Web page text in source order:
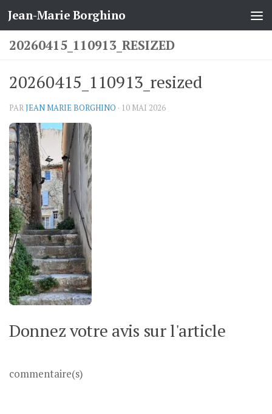
Skip to content
Jean-Marie Borghino
20260415_110913_RESIZED
20260415_110913_resized
PARJEAN MARIE BORGHINO · 10 MAI 2026
Donnez votre avis sur l'article
commentaire(s)